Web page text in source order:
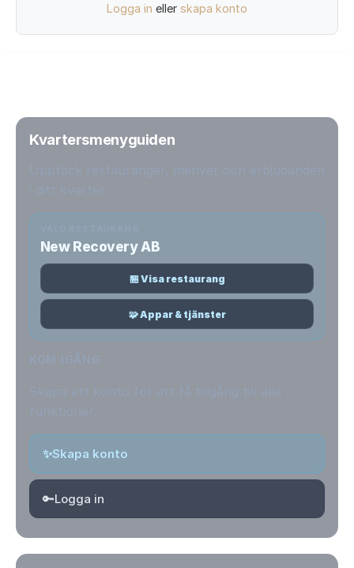
Logga in eller skapa konto
Kvartersmenyguiden
New Recovery AB
🏪 Visa restaurang
🧩 Appar & tjänster
✨Skapa konto
🔑Logga in